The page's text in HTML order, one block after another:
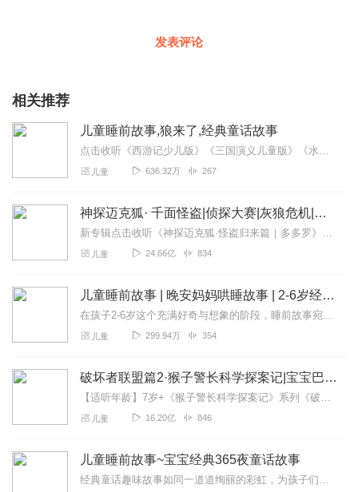
发表评论
相关推荐
儿童睡前故事,狼来了,经典童话故事
点击收听《西游记少儿版》《三国演义儿童版》《水浒传少儿版》《西游记后传》《中国历史成语故事》《论语•儿童跟读版》《声律启蒙•儿童跟读版》《笠翁对韵》经典童话故事...
儿童 636.32万 267
神探迈克狐· 千面怪盗|侦探大赛|灰狼危机|多多罗
新专辑点击收听《神探迈克狐·怪盗归来篇｜多多罗》！！！>>>点击进入主播橱窗购买《神探迈克狐》系列图书吧!<<<多多罗故事【点击前往】收听多多罗其他好玩有趣的故...
儿童 24.66亿 834
儿童睡前故事 | 晚安妈妈哄睡故事 | 2-6岁经典童话故事
在孩子2-6岁这个充满好奇与想象的阶段，睡前故事宛如一把神奇钥匙，开启他们认知世界、塑造品格的大门。这些经典故事，篇篇都是闪耀的珍宝。每晚，让这些经典故事化作...
儿童 299.94万 354
破坏者联盟篇2·猴子警长科学探案记|宝宝巴士故事
【适听年龄】7岁+《猴子警长科学探案记》系列《破坏者联盟篇1·猴子警长科学探案记》>>>《破坏者联盟篇2·猴子警长科学探案记》>>>《破坏者联盟篇3·猴子警长科...
儿童 16.20亿 846
儿童睡前故事~宝宝经典365夜童话故事
经典童话趣味故事如同一道道绚丽的彩虹，为孩子们的人生铺上明亮的底色，用故事感动心灵，用经典培养修为，让孩子们以轻松、愉悦的方式来阅读世界，收获精彩！